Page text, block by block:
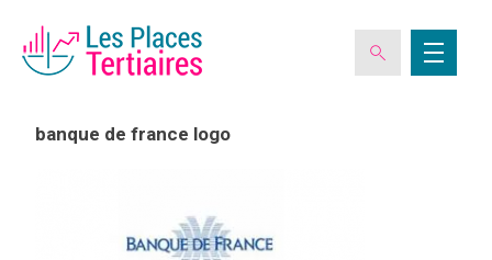
banque de france logo